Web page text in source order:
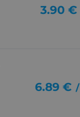
3.90 €
6.89 € /